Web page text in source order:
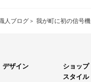
人ブログ 我が町に初の信号機
デザイン
ショップ
スタイル